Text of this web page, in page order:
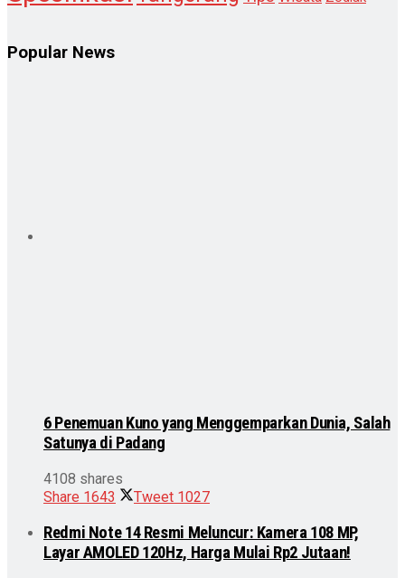
Popular News
6 Penemuan Kuno yang Menggemparkan Dunia, Salah
Satunya di Padang
4108 shares
Share 1643 Tweet 1027
Redmi Note 14 Resmi Meluncur: Kamera 108 MP,
Layar AMOLED 120Hz, Harga Mulai Rp2 Jutaan!